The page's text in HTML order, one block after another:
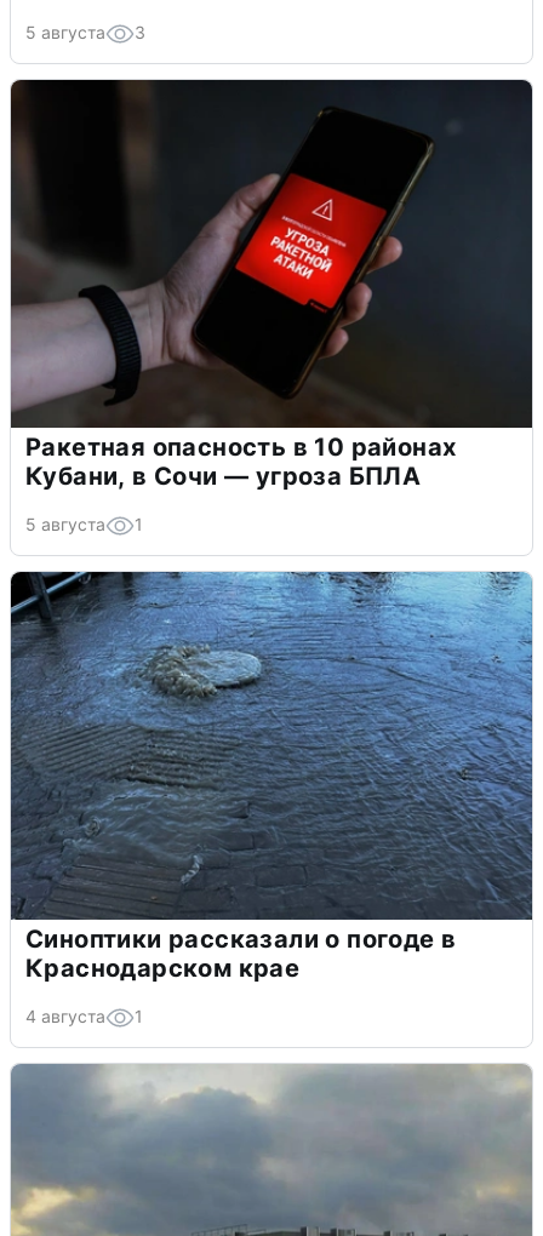
5 августа 3
Ракетная опасность в 10 районах
Кубани, в Сочи — угроза БПЛА
5 августа 1
Синоптики рассказали о погоде в
Краснодарском крае
4 августа 1